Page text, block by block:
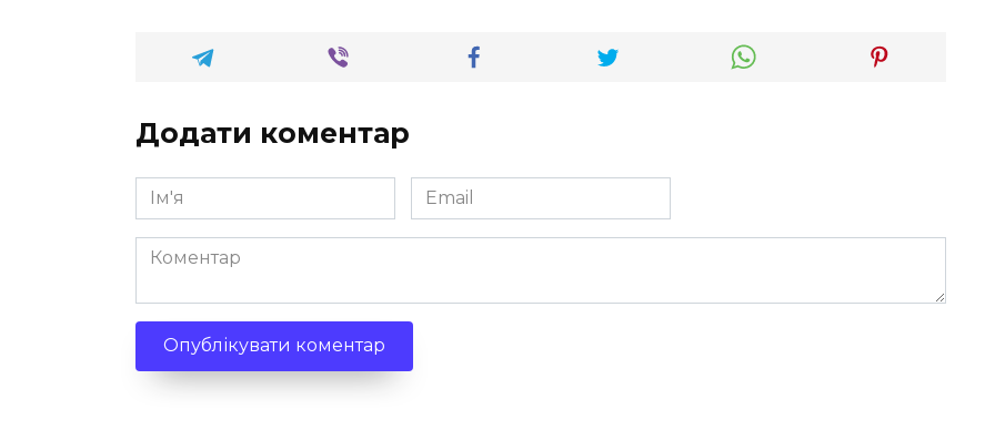
Додати коментар
Ім'я
*
Email
*
Коментар